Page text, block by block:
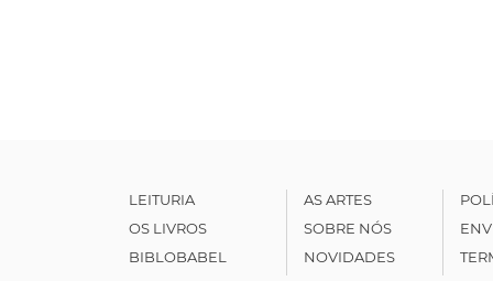
LEITURIA
OS LIVROS
BIBLOBABEL
AS ARTES
SOBRE NÓS
NOVIDADES